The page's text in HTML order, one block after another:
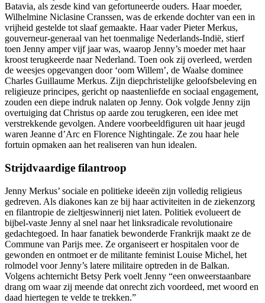
Batavia, als zesde kind van gefortuneerde ouders. Haar moeder,
Wilhelmine Niclasine Cranssen, was de erkende dochter van een in
vrijheid gestelde tot slaaf gemaakte. Haar vader Pieter Merkus,
gouverneur-generaal van het toenmalige Nederlands-Indië, stierf
toen Jenny amper vijf jaar was, waarop Jenny’s moeder met haar
kroost terugkeerde naar Nederland. Toen ook zij overleed, werden
de weesjes opgevangen door ‘oom Willem’, de Waalse dominee
Charles Guillaume Merkus. Zijn diepchristelijke geloofsbeleving en
religieuze principes, gericht op naastenliefde en sociaal engagement,
zouden een diepe indruk nalaten op Jenny. Ook volgde Jenny zijn
overtuiging dat Christus op aarde zou terugkeren, een idee met
verstrekkende gevolgen. Andere voorbeeldfiguren uit haar jeugd
waren Jeanne d’Arc en Florence Nightingale. Ze zou haar hele
fortuin opmaken aan het realiseren van hun idealen.
Strijdvaardige filantroop
Jenny Merkus’ sociale en politieke ideeën zijn volledig religieus
gedreven. Als diakones kan ze bij haar activiteiten in de ziekenzorg
en filantropie de zieltjeswinnerij niet laten. Politiek evolueert de
bijbel-vaste Jenny al snel naar het linksradicale revolutionaire
gedachtegoed. In haar fanatiek bewonderde Frankrijk maakt ze de
Commune van Parijs mee. Ze organiseert er hospitalen voor de
gewonden en ontmoet er de militante feminist Louise Michel, het
rolmodel voor Jenny’s latere militaire optreden in de Balkan.
Volgens achternicht Betsy Perk voelt Jenny “een onweerstaanbare
drang om waar zij meende dat onrecht zich voordeed, met woord en
daad hiertegen te velde te trekken.”